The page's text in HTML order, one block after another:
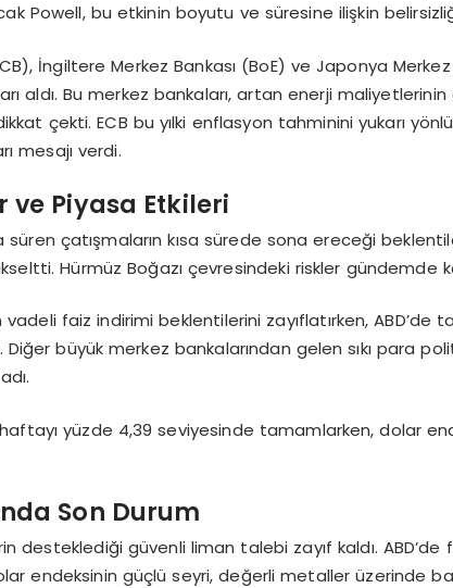
Powell, bu etkinin boyutu ve süresine ilişkin
İngiltere Merkez Bankası (BoE) ve Japonya
aldı. Bu merkez bankaları, artan enerji
çekti. ECB bu yılki enflasyon tahminini yukarı
mesajı verdi.
ve Piyasa Etkileri
süren çatışmaların kısa sürede sona ereceği
Hürmüz Boğazı çevresindeki riskler
vadeli faiz indirimi beklentilerini zayıflatırken, ABD’de
büyük merkez bankalarından gelen sıkı para
haftayı yüzde 4,39 seviyesinde tamamlarken, dolar
Son Durum
desteklediği güvenli liman talebi zayıf kaldı. ABD’de
endeksinin güçlü seyri, değerli metaller üzerinde